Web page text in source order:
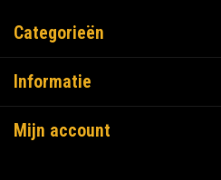
Categorieën
Informatie
Mijn account